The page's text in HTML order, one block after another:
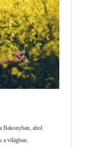
Bakonyban, ahol
a világban.